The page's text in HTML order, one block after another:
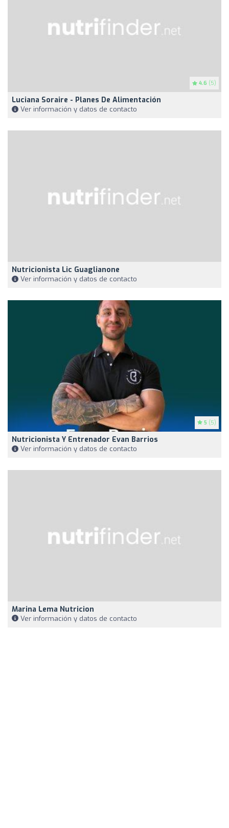
4.6 (5)
Luciana Soraire - Planes De Alimentación
Ver información y datos de contacto
Nutricionista Lic Guaglianone
Ver información y datos de contacto
5 (5)
Nutricionista Y Entrenador Evan Barrios
Ver información y datos de contacto
Marina Lema Nutricion
Ver información y datos de contacto